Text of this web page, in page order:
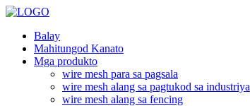
Balay
Mahitungod Kanato
Mga produkto
wire mesh para sa pagsala
wire mesh alang sa pagtukod sa industriya
wire mesh alang sa fencing